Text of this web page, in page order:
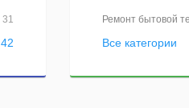
31
42
Ремонт бытовой
Все категории